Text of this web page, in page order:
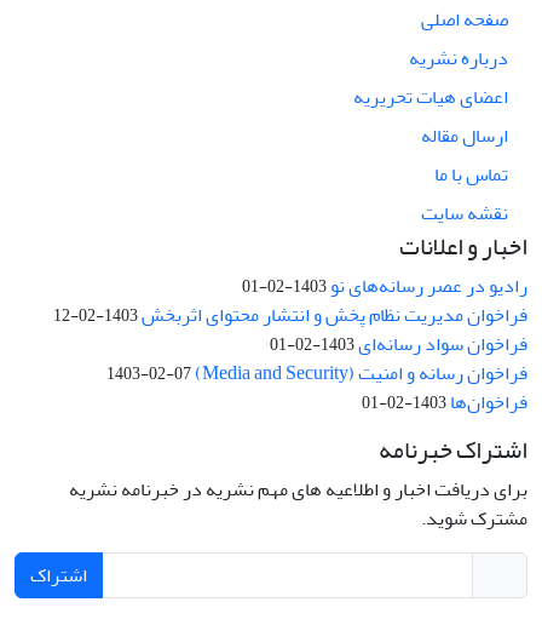
صفحه اصلی
درباره نشریه
اعضای هیات تحریریه
ارسال مقاله
تماس با ما
نقشه سایت
اخبار و اعلانات
رادیو در عصر رسانه‌های نو1403-02-01
فراخوان مدیریت نظام پخش و انتشار محتوای اثربخش1403-02-12
فراخوان سواد رسانه‌ای1403-02-01
فراخوان رسانه و امنیت (Media and Security) 1403-02-07
فراخوان‌ها1403-02-01
اشتراک خبرنامه
برای دریافت اخبار و اطلاعیه های مهم نشریه در خبرنامه نشریه
مشترک شوید.
اشتراک